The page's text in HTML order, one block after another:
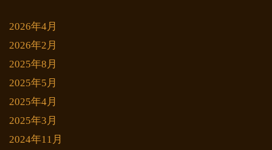
2026年4月
2026年2月
2025年8月
2025年5月
2025年4月
2025年3月
2024年11月